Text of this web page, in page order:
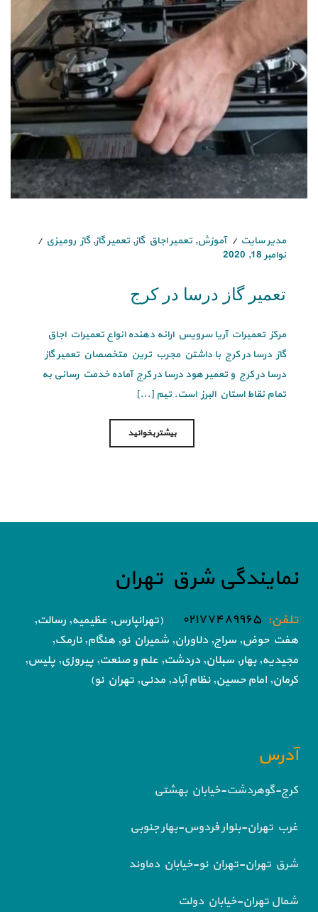
مدیر سایت آموزش, تعمیر اجاق گاز, تعمیر گاز,گاز رومیزی
نوامبر 18, 2020
تعمیر گاز درسا در کرج
مرکز تعمیرات آریا سرویس ارائه دهنده انواع تعمیرات اجاق
گاز درسا در کرج با داشتن مجرب ترین متخصصان تعمیر گاز
درسا در کرج و تعمیر هود درسا در کرج آماده خدمت رسانی به
تمام نقاط استان البرز است. تیم [...]
بیشتر بخوانید
نمایندگی شرق تهران
تلفن: ۰۲۱۷۷۴۸۹۹۶۵
(تهرانپارس, عظیمیه, رسالت,
هفت حوض, سراج, دلاوران, شمیران نو, هنگام, نارمک,
مجیدیه, بهار, سبلان, دردشت, علم و صنعت, پیروزی, پلیس,
کرمان, امام حسین, نظام آباد, مدنی, تهران نو)
آدرس
کرج-گوهردشت-خیابان بهشتی
غرب تهران-بلوار فردوس-بهار جنوبی
شرق تهران-تهران نو-خیابان دماوند
شمال تهران-خیابان دولت